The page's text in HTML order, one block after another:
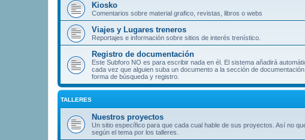
Kiosko
Comentarios sobre material grafico, revistas, libros o webs
Viajes y Lugares treneros
Reportajes e información sobre sitios de interés trenístico.
Registro de documentación
Este Subforo NO es para escribir nada en él. El sistema añadirá
cada vez que alguien suba un documento a la sección de
forma de búsqueda y registro.
TALLERES
Nuestros proyectos
Un sitio específico para que cada cual hable de sus proyectos. Así no
según el tema por los talleres.